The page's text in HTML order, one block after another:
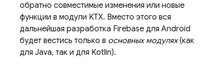
обратно совместимые изменения или новые
функции в модули KTX. Вместо этого вся
дальнейшая разработка Firebase для Android
будет вестись только в основных модулях(как
для Java, так и для Kotlin).